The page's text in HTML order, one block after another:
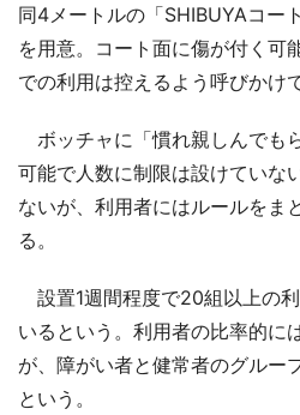
同4メートルの「SHIBUYAコー
を用意。コート面に傷が付く可
での利用は控えるよう呼びかけ
ボッチャに「慣れ親しんでも
可能で人数に制限は設けていな
ないが、利用者にはルールをま
る。
設置1週間程度で20組以上の
いるという。利用者の比率的に
が、障がい者と健常者のグルー
という。